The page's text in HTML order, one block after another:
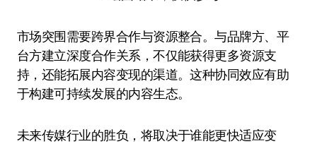
市场突围需要跨界合作与资源整合。与品牌方、平
台方建立深度合作关系，不仅能获得更多资源支
持，还能拓展内容变现的渠道。这种协同效应有助
于构建可持续发展的内容生态。
未来传媒行业的胜负，将取决于谁能更快适应变